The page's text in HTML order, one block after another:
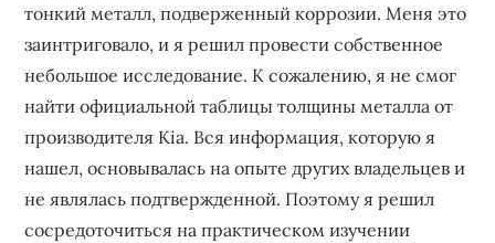
тонкий металл, подверженный коррозии. Меня это
заинтриговало, и я решил провести собственное
небольшое исследование. К сожалению, я не смог
найти официальной таблицы толщины металла от
производителя Kia. Вся информация, которую я
нашел, основывалась на опыте других владельцев и
не являлась подтвержденной. Поэтому я решил
сосредоточиться на практическом изучении